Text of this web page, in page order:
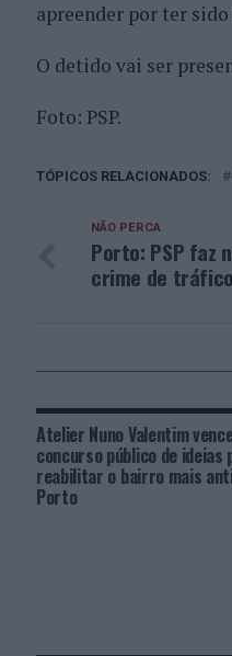
apreender por ter
O detido vai ser
Foto: PSP.
TÓPICOS RELACIONADOS:
NÃO PERCA
Porto: PSP faz
crime de
Atelier Nuno Valentim
concurso público de ideias
reabilitar o bairro mais
Porto